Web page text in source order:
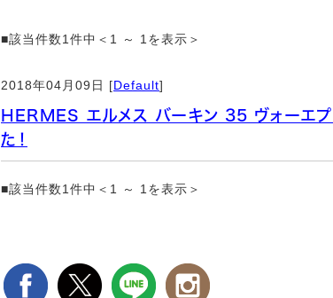
■該当件数1件中＜1 ～ 1を表示＞
2018年04月09日 [Default]
HERMES エルメス バーキン 35 ヴォーエ
た！
■該当件数1件中＜1 ～ 1を表示＞